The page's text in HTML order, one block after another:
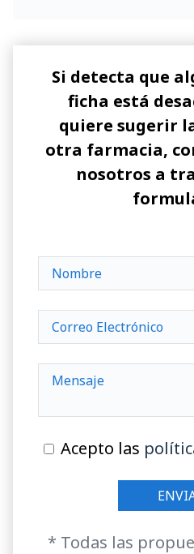
Si detecta que
ficha está
quiere sugerir
otra farmacia,
nosotros a
Acepto las
* Todas las